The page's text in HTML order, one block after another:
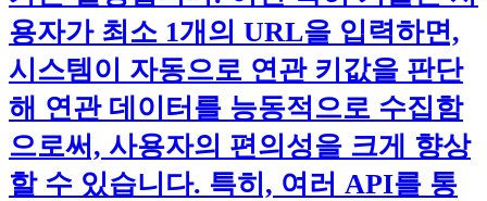
용자가 최소 1개의 URL을 입력하면,
시스템이 자동으로 연관 키값을 판단
해 연관 데이터를 능동적으로 수집함
으로써, 사용자의 편의성을 크게 향상
할 수 있습니다. 특히, 여러 API를 통